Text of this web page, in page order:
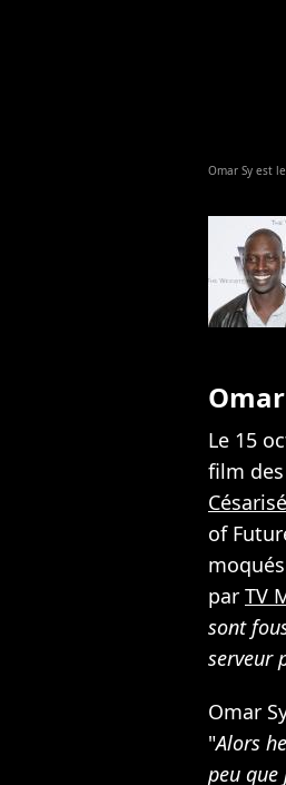
Omar Sy est
Le 15
film
Césarisé
of
par TV
sont
serveur
Omar
"Alors
peu